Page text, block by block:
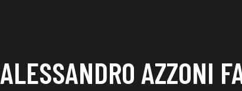
ALESSANDRO AZZONI